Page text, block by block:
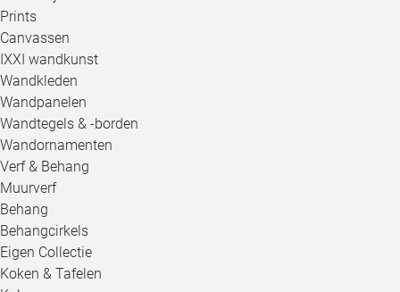
Prints
Canvassen
IXXI wandkunst
Wandkleden
Wandpanelen
Wandtegels & -borden
Wandornamenten
Verf & Behang
Muurverf
Behang
Behangcirkels
Eigen Collectie
Koken & Tafelen